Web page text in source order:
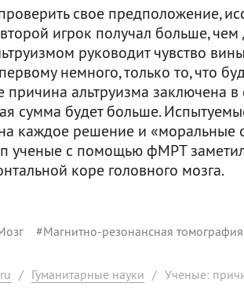
свое предположение,
игрок получал больше,
руководит чувство
немного, только то, что
причина альтруизма заключена
сумма будет больше.
каждое решение и «моральные
ученые с помощью фМРТ
коре головного мозга.
#Магнитно-резонансная томография
/ Гуманитарные науки / Ученые: